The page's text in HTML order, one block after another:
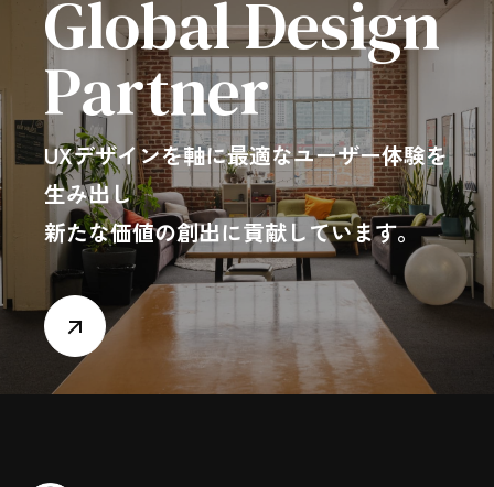
Global Design
Partner
UXデザインを軸に最適なユーザー体験を
生み出し
新たな価値の創出に貢献しています。